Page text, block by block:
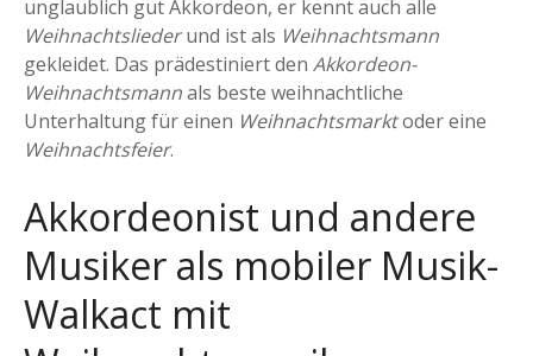
unglaublich gut Akkordeon, er kennt auch alle
Weihnachtsliederund ist als Weihnachtsmann
gekleidet. Das prädestiniert den Akkordeon-
Weihnachtsmannals beste weihnachtliche
Unterhaltung für einen Weihnachtsmarktoder eine
Weihnachtsfeier.
Akkordeonist und andere
Musiker als mobiler Musik-
Walkact mit